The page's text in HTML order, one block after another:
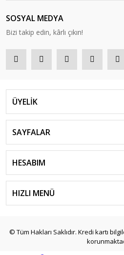
SOSYAL MEDYA
Bizi takip edin, kârlı çıkın!
ÜYELİK
SAYFALAR
HESABIM
HIZLI MENÜ
© Tüm Hakları Saklıdır. Kredi kartı